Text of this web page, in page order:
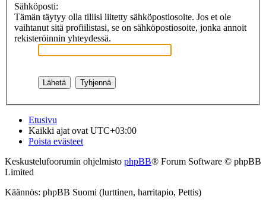
Sähköposti:
Tämän täytyy olla tiliisi liitetty sähköpostiosoite. Jos et ole
vaihtanut sitä profiilistasi, se on sähköpostiosoite, jonka annoit
rekisteröinnin yhteydessä.
Etusivu
Kaikki ajat ovat UTC+03:00
Poista evästeet
Keskustelufoorumin ohjelmisto phpBB® Forum Software © phpBB
Limited
Käännös: phpBB Suomi (lurttinen, harritapio, Pettis)